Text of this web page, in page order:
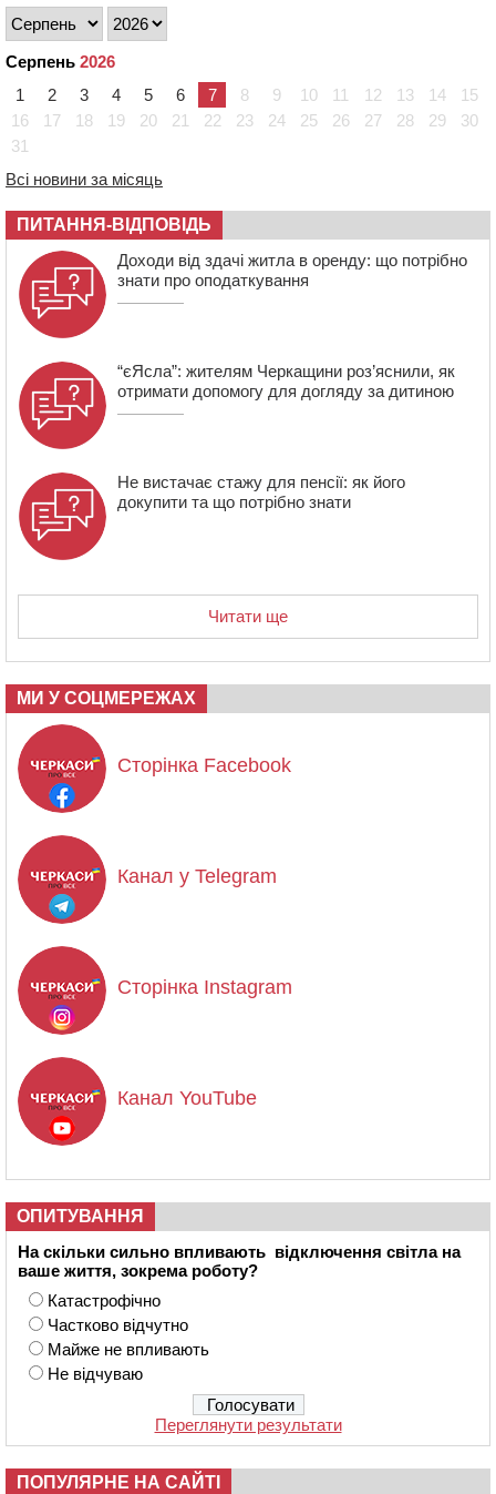
контейнерний майданчик
16:32
Без розтину грудної клітки: у Черкасах 75-річній
пацієнтці замінили аортальний клапан
16:00
У Черкаському онкоцентрі встановили сонячну
електростанцію за понад пів мільйона гривень
15:30
фронті жителем Монастирищини
Серпень 2026
1
2 3 4 5 6 7 8 9 10 11 12 13 14
15
16
17 18 19 20 21 22 23 24 25 26 27 28 29
30
31
Всі новини за місяць
ПИТАННЯ-ВІДПОВІДЬ
Доходи від здачі житла в оренду: що потрібно
знати про оподаткування
“єЯсла”: жителям Черкащини роз’яснили, як
отримати допомогу для догляду за дитиною
Не вистачає стажу для пенсії: як його
докупити та що потрібно знати
Читати ще
МИ У СОЦМЕРЕЖАХ
Сторінка Facebook
Канал у Telegram
Сторінка Instagram
Канал YouTube
ОПИТУВАННЯ
На скільки сильно впливають відключення світла на
ваше життя, зокрема роботу?
Катастрофічно
Частково відчутно
Майже не впливають
Не відчуваю
Переглянути результати
ПОПУЛЯРНЕ НА САЙТІ